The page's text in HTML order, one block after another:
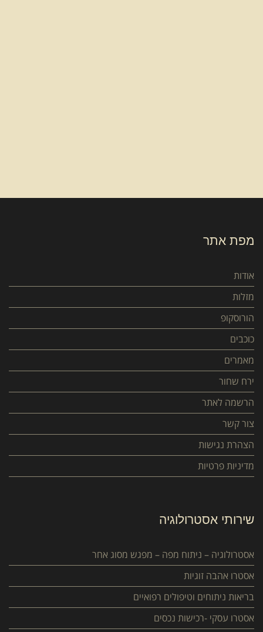
מפת אתר
אודות
מזלות
הורוסקופ
כוכבים
מאמרים
ירח שחור
הרשמה לאתר
צור קשר
הצהרת נגישות
מדיניות פרטיות
שירותי אסטרולוגיה
אסטרולוגיה – ניתוח מפה – מפגש מסוג אחר
אסטרו אהבה זוגיות
בריאות ניתוחים וטיפולים רפואיים
אסטרו עסקי -רכישות נכסים